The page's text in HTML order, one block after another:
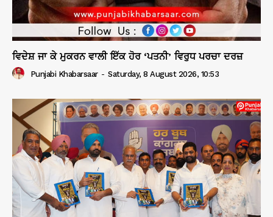
ਵਿਦੇਸ਼ ਜਾ ਕੇ ਮੁਕਰਨ ਵਾਲੀ ਇੱਕ ਹੋਰ ‘ਪਤਨੀ’ ਵਿਰੁਧ ਪਰਚਾ ਦਰਜ਼
Punjabi Khabarsaar - Saturday, 8 August 2026, 10:53